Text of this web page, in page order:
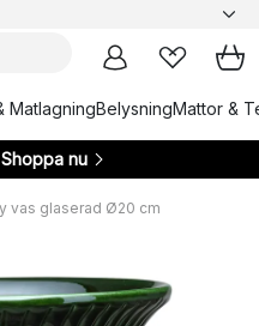
MatlagningBelysningMattor &
Shoppa nu
vas glaserad Ø20 cm